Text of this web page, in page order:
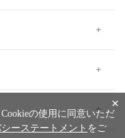
×
の使用に同意いただ
ーステートメント をご